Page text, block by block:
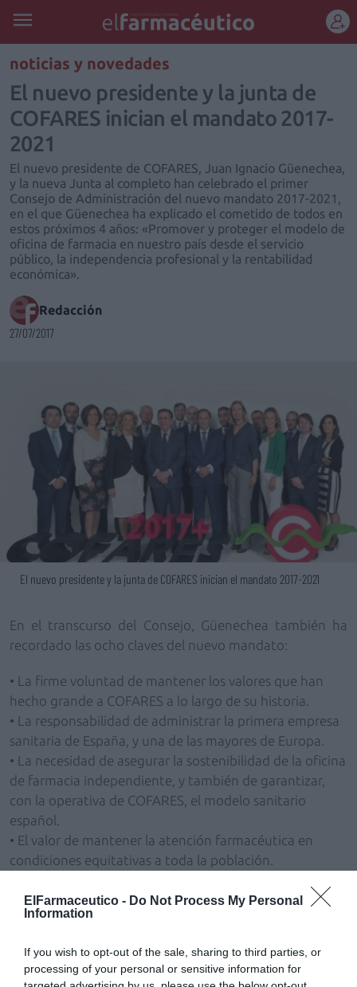
ElFarmaceutico - Do Not Process My Personal
Information
If you wish to opt-out of the sale, sharing to third parties, or
processing of your personal or sensitive information for
REGÍSTRATE
noticias y novedades
El nuevo presidente y la junta de
COFARES inician el mandato 2017-
2021
El nuevo presidente de COFARES, Juan Ignacio Güenechea,
y la nueva Junta al completo han celebrado el primer
Consejo de Administración del nuevo mandato 2017-2021,
en el que Güenechea ha explicado el cometido de todos en
estos próximos 4 años: «Promover y proteger el modelo de
oficina de farmacia en nuestro país desde el servicio
público, la independencia profesional y la rentabilidad
económica».
Redacción
27/07/2017
El nuevo presidente y la junta de COFARES inician el mandato 2017-2021
En el transcurso del Consejo, Güenechea también ha
recordado las ocho claves del nuevo mandato:
• La firme voluntad de mantener los valores que han
hecho grande a COFARES a lo largo de su historia.
• La responsabilidad de administrar la primera empresa
sanitaria de España, y una de las mayores de Europa.
• La necesidad de asegurar la sostenibilidad de la oficina
de farmacia independiente, y también de garantizar,
con la operativa de COFARES, el modelo sanitario
español.
• El valor de mantener la atención farmacéutica en
condiciones equitativas a toda la población.
cada uno de los socios.
• La importancia de la formación y los servicios
profesional.
• El impulso de COFARES y sus relaciones con el sector,